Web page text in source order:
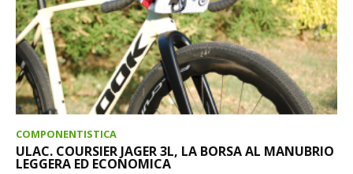
COMPONENTISTICA
ULAC. COURSIER JAGER 3L, LA BORSA AL MANUBRIO
LEGGERA ED ECONOMICA